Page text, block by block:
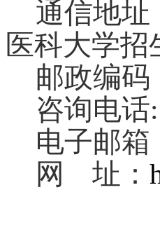
通信地址
医科大学招
邮政编码
咨询电话
电子邮箱
网 址：